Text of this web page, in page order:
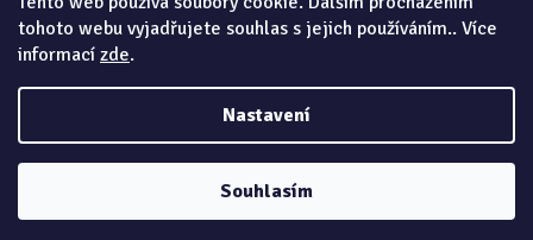
tohoto webu vyjadřujete souhlas s jejich používáním.. Více
informací zde.
Nastavení
Souhlasím
Copyright 2026Wudex.cz - Zahradní houpačky. Všechna práva
Grafický návrh vytvořil a nakódoval